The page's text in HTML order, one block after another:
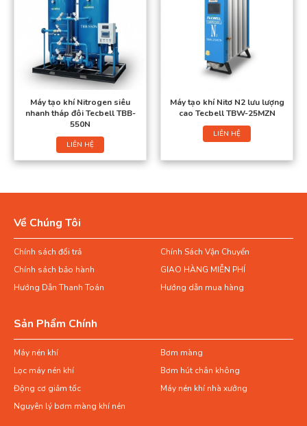
Máy tạo khí Nitrogen siêu
nhanh tháp đôi Tecbell TBB-
550N
LIÊN HỆ
Máy tạo khí Nitơ N2 lưu lượng
cao Tecbell TBW-25MZN
LIÊN HỆ
Về Chúng Tôi
Chính sách đổi trả
Chính Sách Vận Chuyển
Chính sách bảo hành
GIAO HÀNG MIỄN PHÍ
Hướng Dẫn Thanh Toán
Hướng dẫn mua hàng
Sản Phẩm Chính
Máy nén khí
Bơm màng
Lọc máy nén khí
Bơm hút chân không
Động cơ giảm tốc
Máy nén khí nhà xưởng
Nguyên lý bơm màng khí nén